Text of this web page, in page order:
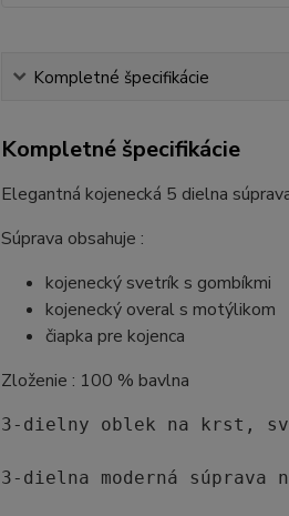
Kompletné špecifikácie
Kompletné špecifikácie
Elegantná kojenecká 5 dielna
Súprava obsahuje :
kojenecký svetrík s gombíkmi
kojenecký overal s motýlikom
čiapka pre kojenca
Zloženie : 100 % bavlna
3-dielny oblek na krst,
3-dielna moderná súprava